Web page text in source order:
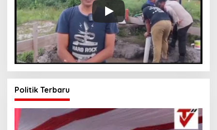
Politik Terbaru